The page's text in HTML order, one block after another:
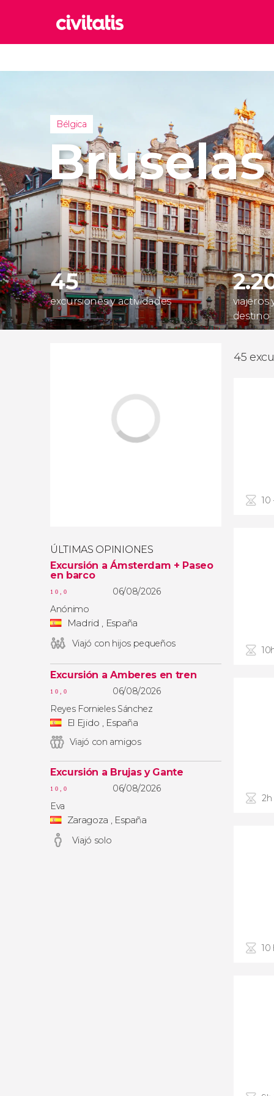
Italia
Reino
Reino
Turquía
Bélgica
Bruselas
45
excursiones y actividades
viajeros
destino
ÚLTIMAS OPINIONES
Excursión a Ámsterdam + Paseo
en barco
10,0
06/08/2026
Anónimo
Madrid , España
Viajó con hijos pequeños
Excursión a Amberes en tren
10,0
06/08/2026
Reyes Fornieles Sánchez
El Ejido , España
Viajó con amigos
Excursión a Brujas y Gante
10,0
06/08/2026
Eva
Zaragoza , España
Viajó solo
45
10
2h
10